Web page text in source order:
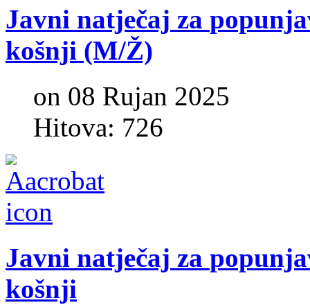
Javni natječaj za
košnji (M/Ž)
on 08 Rujan 2025
Hitova: 726
Javni natječaj za
košnji